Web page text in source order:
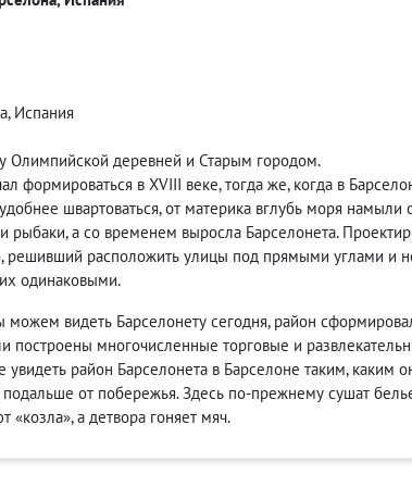
Испания
Олимпийской деревней и Старым городом.
формироваться в XVIII веке, тогда же, когда в
швартоваться, от материка вглубь моря намыли
рыбаки, а со временем выросла Барселонета.
расположить улицы под прямыми углами и
одинаковыми.
видеть Барселонету сегодня, район
построены многочисленные торговые и
район Барселонета в Барселоне таким, каким
подальше от побережья. Здесь по-прежнему сушат
«козла», а детвора гоняет мяч.